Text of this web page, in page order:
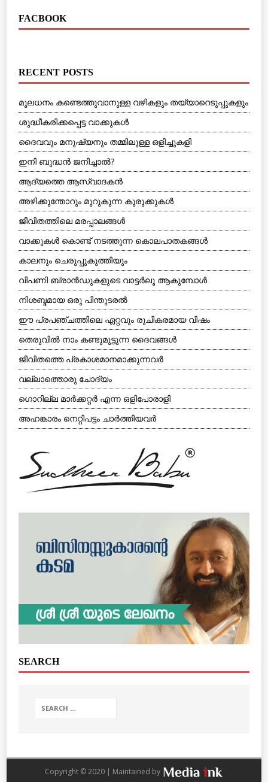
FACBOOK
RECENT POSTS
മൂലധനം കണ്ടെത്തുവാനുള്ള വഴികളും തയ്യാറെടുപ്പുകളും
ശുദ്ധീകരിക്കപ്പെട്ട വാക്കുകള്‍
ദൈവവും മനുഷ്യനും തമ്മിലുള്ള ഒളിച്ചുകളി
ഇനി ബുദ്ധന്‍ ജനിച്ചാല്‍?
ആദ്യത്തെ ആസ്വാദകന്‍
അഴിക്കുന്തോറും മുറുകുന്ന കുരുക്കുകള്‍
ജീവിതത്തിലെ മരപ്പാലങ്ങള്‍
വാക്കുകള്‍ കൊണ്ട് നടത്തുന്ന കൊലപാതകങ്ങള്‍
കാലനും ചെരുപ്പുകുത്തിയും
വിപണി ബ്രാന്‍ഡുകളുടെ വാട്ടര്‍ലൂ ആകുമ്പോള്‍
നിശബ്ദമായ ഒരു പിന്തുടരല്‍
ഈ പ്രപഞ്ചത്തിലെ ഏറ്റവും രുചികരമായ വിഷം
തെരുവില്‍ നാം കണ്ടുമുട്ടുന്ന ദൈവങ്ങള്‍
ജീവിതത്തെ പ്രകാശമാനമാക്കുന്നവര്‍
വല്ലാത്തൊരു ചോദ്യം
ഗൊറില്ല മാര്‍ക്കറ്റര്‍ എന്ന ഒളിപോരാളി
അഹങ്കാരം നെറ്റിപട്ടം ചാര്‍ത്തിയവര്‍
SEARCH
Copyright © 2020 | Maintained by